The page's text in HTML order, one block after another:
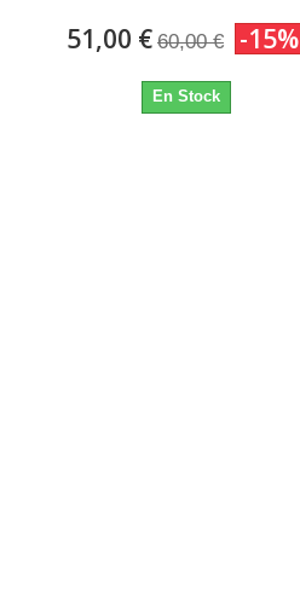
51,00 € 60,00 € -15%
En Stock